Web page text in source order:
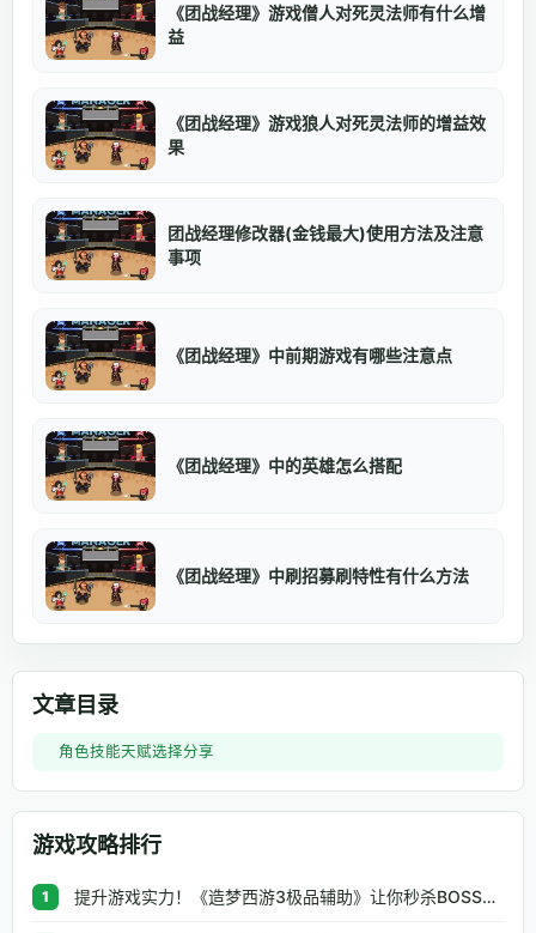
《团战经理》游戏僧人对死灵法师有什么增
益
《团战经理》游戏狼人对死灵法师的增益效
果
团战经理修改器(金钱最大)使用方法及注意
事项
《团战经理》中前期游戏有哪些注意点
《团战经理》中的英雄怎么搭配
《团战经理》中刷招募刷特性有什么方法
文章目录
角色技能天赋选择分享
游戏攻略排行
1 提升游戏实力！《造梦西游3极品辅助》让你秒杀BOSS、逆天属性一键修改